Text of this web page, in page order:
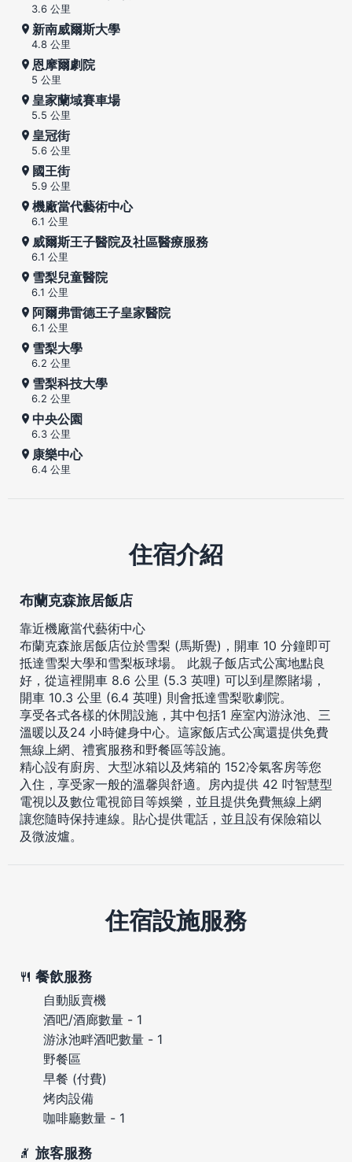
3.6 公里
新南威爾斯大學
4.8 公里
恩摩爾劇院
5 公里
皇家蘭域賽車場
5.5 公里
皇冠街
5.6 公里
國王街
5.9 公里
機廠當代藝術中心
6.1 公里
威爾斯王子醫院及社區醫療服務
6.1 公里
雪梨兒童醫院
6.1 公里
阿爾弗雷德王子皇家醫院
6.1 公里
雪梨大學
6.2 公里
雪梨科技大學
6.2 公里
中央公園
6.3 公里
康樂中心
6.4 公里
住宿介紹
布蘭克森旅居飯店
靠近機廠當代藝術中心
布蘭克森旅居飯店位於雪梨 (馬斯覺)，開車 10 分鐘即可
抵達雪梨大學和雪梨板球場。 此親子飯店式公寓地點良
好，從這裡開車 8.6 公里 (5.3 英哩) 可以到星際賭場，
開車 10.3 公里 (6.4 英哩) 則會抵達雪梨歌劇院。
享受各式各樣的休閒設施，其中包括1 座室內游泳池、三
溫暖以及24 小時健身中心。這家飯店式公寓還提供免費
無線上網、禮賓服務和野餐區等設施。
精心設有廚房、大型冰箱以及烤箱的 152冷氣客房等您
入住，享受家一般的溫馨與舒適。房內提供 42 吋智慧型
電視以及數位電視節目等娛樂，並且提供免費無線上網
讓您隨時保持連線。貼心提供電話，並且設有保險箱以
及微波爐。
住宿設施服務
餐飲服務
自動販賣機
酒吧/酒廊數量 - 1
游泳池畔酒吧數量 - 1
野餐區
早餐 (付費)
烤肉設備
咖啡廳數量 - 1
旅客服務